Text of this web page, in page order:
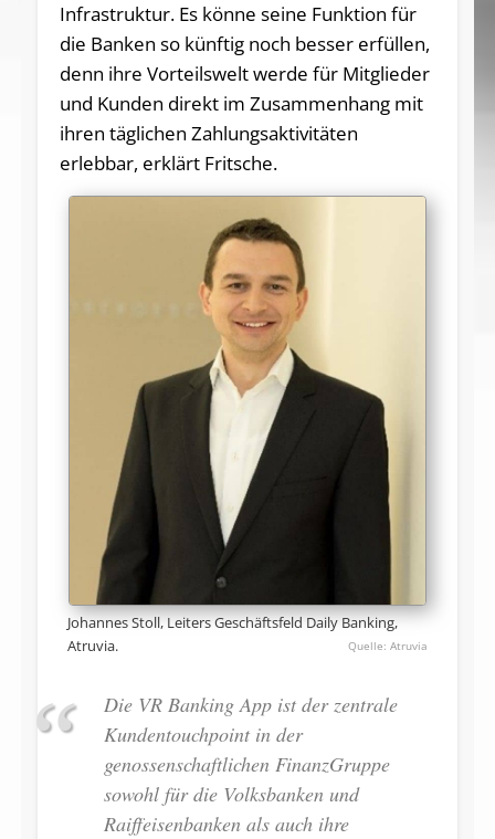
Infrastruktur. Es könne seine Funktion für
die Banken so künftig noch besser erfüllen,
denn ihre Vorteilswelt werde für Mitglieder
und Kunden direkt im Zusammenhang mit
ihren täglichen Zahlungsaktivitäten
erlebbar, erklärt Fritsche.
Johannes Stoll, Leiters Geschäftsfeld Daily Banking,
Atruvia.
Atruvia
Die VR Banking App ist der zentrale
Kundentouchpoint in der
genossenschaftlichen FinanzGruppe
sowohl für die Volksbanken und
Raiffeisenbanken als auch ihre